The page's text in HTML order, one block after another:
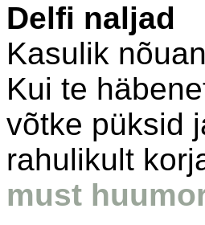
Delfi naljad
Kasulik
Kui te
võtke püksid
rahulikult
must